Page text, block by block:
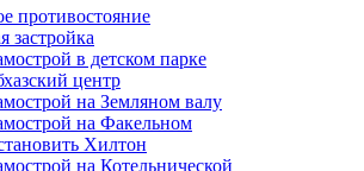
противостояние
застройка
в детском парке
центр
на Земляном валу
на Факельном
Хилтон
на Котельнической